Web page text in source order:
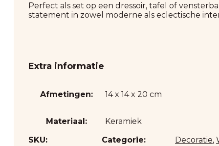
Perfect als set op een dressoir, tafel of
statement in zowel moderne als eclectische
Extra informatie
Afmetingen: 14 x 14 x 20 cm
Materiaal:
Keramiek
SKU:
Categorie: Decoratie,